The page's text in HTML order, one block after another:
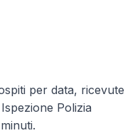
per data, ricevute
Polizia